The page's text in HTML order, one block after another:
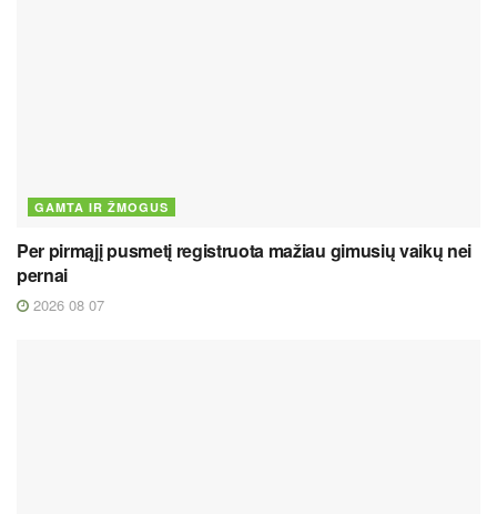
GAMTA IR ŽMOGUS
Per pirmąjį pusmetį registruota mažiau gimusių vaikų nei
pernai
2026 08 07